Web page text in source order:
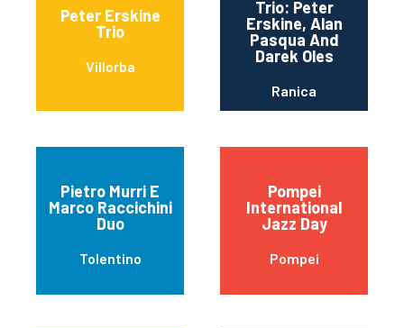
Peter Erskine
Trio
Villorba
Trio: Peter
Erskine, Alan
Pasqua And
Darek Oles
Ranica
Pietro Murri E
Marco Raccichini
Duo
Tolentino
Pompei
International
Jazz Day
Pompei